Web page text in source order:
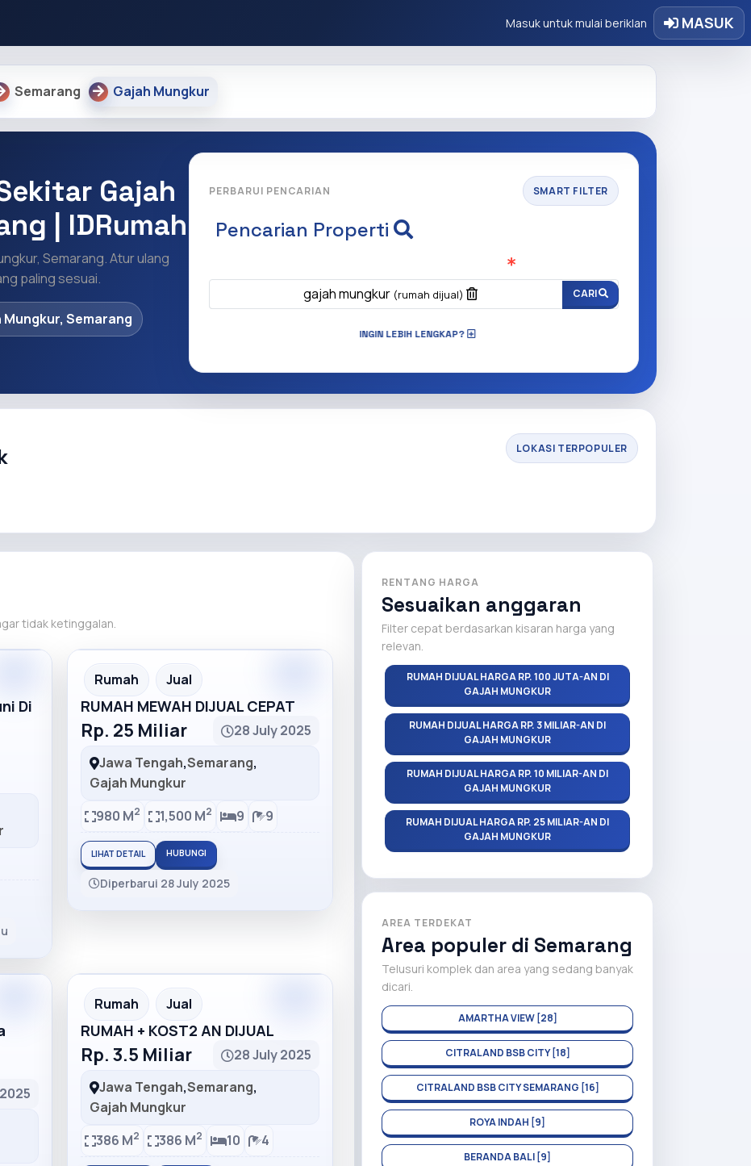
Masuk untuk mulai beriklan MASUK
Semarang Gajah Mungkur
Gajah
| IDRumah
Semarang. Atur ulang
paling sesuai.
Mungkur, Semarang
PERBARUI PENCARIAN SMART FILTER
Pencarian Properti
gajah mungkur (rumah dijual) CARI
INGIN LEBIH LENGKAP?
LOKASI TERPOPULER
tidak ketinggalan.
Di
Recommended
Rumah Jual
RUMAH MEWAH DIJUAL CEPAT
Rp. 25 Miliar
28 July 2025
Jawa Tengah,Semarang,
Gajah Mungkur
980 M2 1,500 M2 9 9
LIHAT DETAIL HUBUNGI
Diperbarui 28 July 2025
Recommended
Rumah Jual
RUMAH + KOST2 AN DIJUAL
Rp. 3.5 Miliar
28 July 2025
Jawa Tengah,Semarang,
Gajah Mungkur
386 M2 386 M2 10 4
RENTANG HARGA
Sesuaikan anggaran
Filter cepat berdasarkan kisaran harga yang
relevan.
RUMAH DIJUAL HARGA RP. 100 JUTA-AN DI
GAJAH MUNGKUR
RUMAH DIJUAL HARGA RP. 3 MILIAR-AN DI
GAJAH MUNGKUR
RUMAH DIJUAL HARGA RP. 10 MILIAR-AN DI
GAJAH MUNGKUR
RUMAH DIJUAL HARGA RP. 25 MILIAR-AN DI
GAJAH MUNGKUR
AREA TERDEKAT
Area populer di Semarang
Telusuri komplek dan area yang sedang banyak
dicari.
AMARTHA VIEW [28]
CITRALAND BSB CITY [18]
CITRALAND BSB CITY SEMARANG [16]
ROYA INDAH [9]
BERANDA BALI [9]